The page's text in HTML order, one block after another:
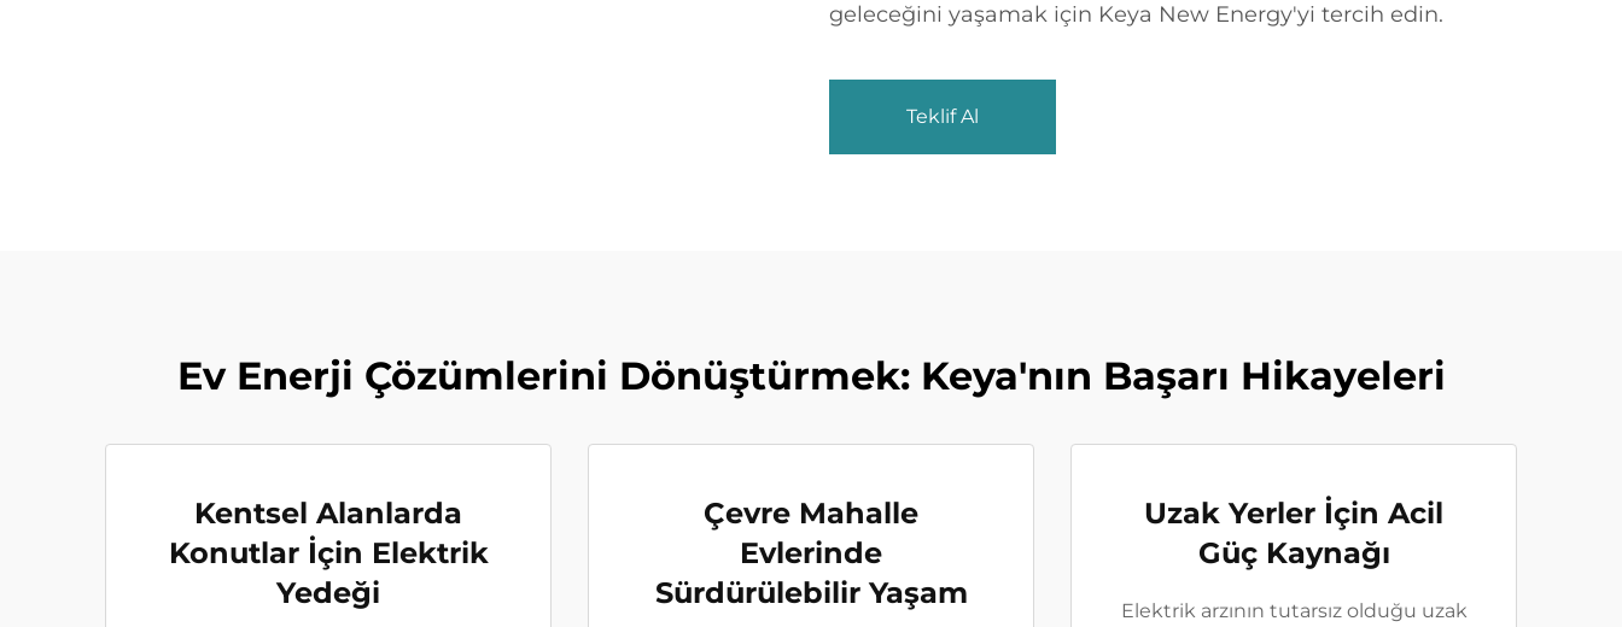
geleceğini yaşamak için Keya New Energy'yi tercih edin.
Teklif Al
Ev Enerji Çözümlerini Dönüştürmek: Keya'nın Başarı Hikayeleri
Kentsel Alanlarda
Konutlar İçin Elektrik
Yedeği
Çevre Mahalle
Evlerinde
Sürdürülebilir Yaşam
Uzak Yerler İçin Acil
Güç Kaynağı
Elektrik arzının tutarsız olduğu uzak